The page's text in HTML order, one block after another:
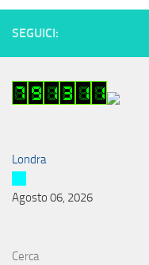
SEGUICI:
Londra
Agosto 06, 2026
Cerca